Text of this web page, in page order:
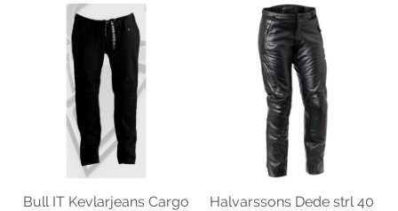
Bull IT Kevlarjeans Cargo Halvarssons Dede strl 40